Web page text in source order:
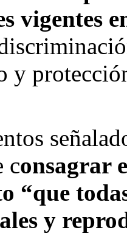
vigentes
y
consagrar
“que
y